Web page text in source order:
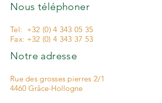
Nous téléphoner
Tel: +32 (0) 4 343 05 35
Fax: +32 (0) 4 343 37 53
Notre adresse
Rue des grosses pierres 2/1
4460 Grâce-Hollogne